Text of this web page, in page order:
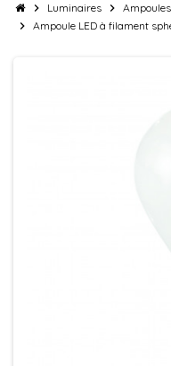
chevron_right Luminaires chevron_right Ampoules
chevron_right Ampoule LED à filament